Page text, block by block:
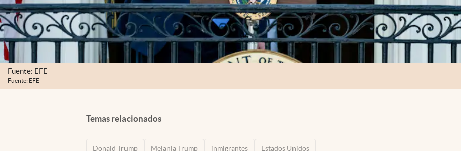
Fuente: EFE
Fuente: EFE
Temas relacionados
Donald Trump Melania Trump inmigrantes Estados Unidos